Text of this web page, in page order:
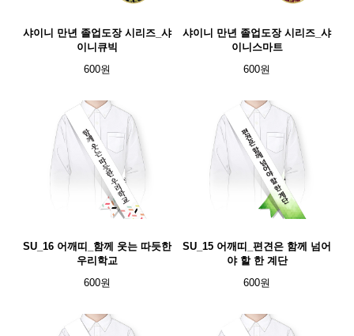
샤이니 만년 졸업도장 시리즈_샤
이니큐빅
600원
샤이니 만년 졸업도장 시리즈_샤
이니스마트
600원
SU_16 어깨띠_함께 웃는 따듯한
우리학교
600원
SU_15 어깨띠_편견은 함께 넘어
야 할 한 계단
600원